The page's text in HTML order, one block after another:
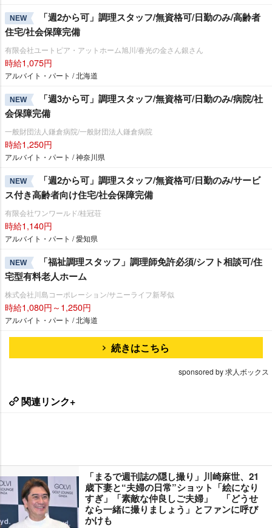
NEW
「週2から可」調理スタッフ/無資格可/日勤のみ/高齢者
住宅/社会保障完備
有限会社ユートピア・アットホーム旭川/春光の金さん銀さん
時給1,075円
アルバイト・パート / 北海道
NEW
「週3から可」調理スタッフ/無資格可/日勤のみ/病院/社
会保障完備
一般財団法人鎌倉病院/一般財団法人鎌倉病院
時給1,250円
アルバイト・パート / 神奈川県
NEW
「週2から可」調理スタッフ/無資格可/日勤のみ/サービ
ス付き高齢者向け住宅/社会保障完備
有限会社ワンワールド/桂冠荘
時給1,140円
アルバイト・パート / 愛知県
NEW
「福祉調理スタッフ」調理師免許必須/シフト相談可/住
宅型有料老人ホーム
株式会社川島コーポレーション/サニーライフ新琴似
時給1,080円～1,250円
アルバイト・パート / 北海道
続きはこちら
sponsored by 求人ボックス
関連リンク+
「まるで週刊誌の隠し撮り」川崎麻世、21
歳下妻と“夫婦の日常”ショット「絵になり
すぎ」「素敵な仲良しご夫婦」 「どうせ
なら一緒に撮りましょう」とファンに呼び
かけも